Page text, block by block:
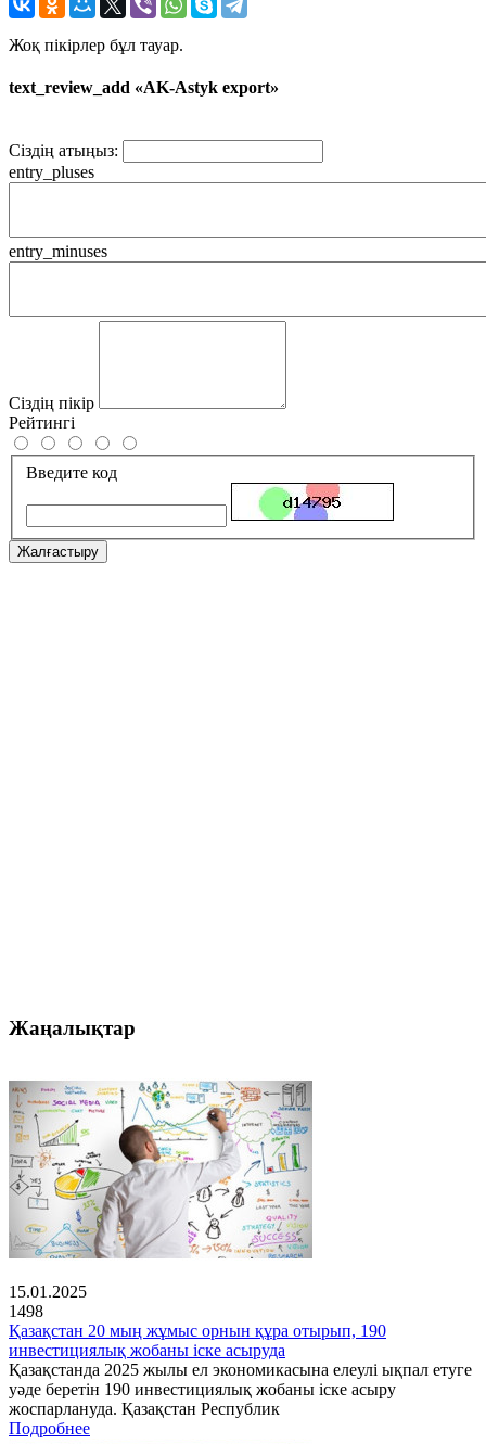
Жоқ пікірлер бұл тауар.
text_review_add «AK-Astyk export»
Сіздің атыңыз:
entry_pluses
entry_minuses
Сіздің пікір
Рейтингі
Введите код
Жалғастыру
Жаңалықтар
15.01.2025
1498
Қазақстан 20 мың жұмыс орнын құра отырып, 190
инвестициялық жобаны іске асыруда
Қазақстанда 2025 жылы ел экономикасына елеулі ықпал етуге
уәде беретін 190 инвестициялық жобаны іске асыру
жоспарлануда. Қазақстан Республик
Подробнее